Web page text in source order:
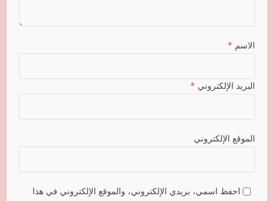
الاسم *
البريد الإلكتروني *
الموقع الإلكتروني
احفظ اسمي، بريدي الإلكتروني، والموقع الإلكتروني في هذا